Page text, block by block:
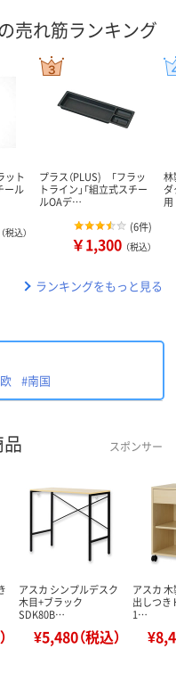
売れ筋ランキング
ット
ール
（税込）
プラス（PLUS) 「フラッ
トライン」「組立式スチー
ルOAデ…
(6件)
￥1,300 （税込）
林
ダ
用
ランキングをもっと見る
#南国
スポンサー
アスカ シンプルデスク
木目+ブラック
SDK80B…
¥5,480（税込）
アスカ
出しつき
1…